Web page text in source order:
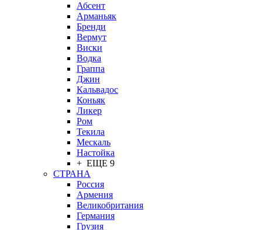
Абсент
Арманьяк
Бренди
Вермут
Виски
Водка
Граппа
Джин
Кальвадос
Коньяк
Ликер
Ром
Текила
Мескаль
Настойка
+ ЕЩЕ 9
СТРАНА
Россия
Армения
Великобритания
Германия
Грузия